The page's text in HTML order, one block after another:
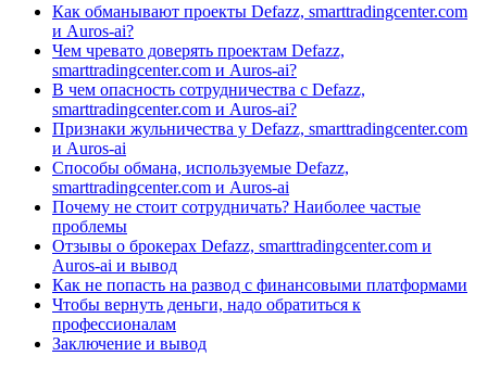
Как обманывают проекты Defazz, smarttradingcenter.com
и Auros-ai?
Чем чревато доверять проектам Defazz,
smarttradingcenter.com и Auros-ai?
В чем опасность сотрудничества с Defazz,
smarttradingcenter.com и Auros-ai?
Признаки жульничества у Defazz, smarttradingcenter.com
и Auros-ai
Способы обмана, используемые Defazz,
smarttradingcenter.com и Auros-ai
Почему не стоит сотрудничать? Наиболее частые
проблемы
Отзывы о брокерах Defazz, smarttradingcenter.com и
Auros-ai и вывод
Как не попасть на развод с финансовыми платформами
Чтобы вернуть деньги, надо обратиться к
профессионалам
Заключение и вывод